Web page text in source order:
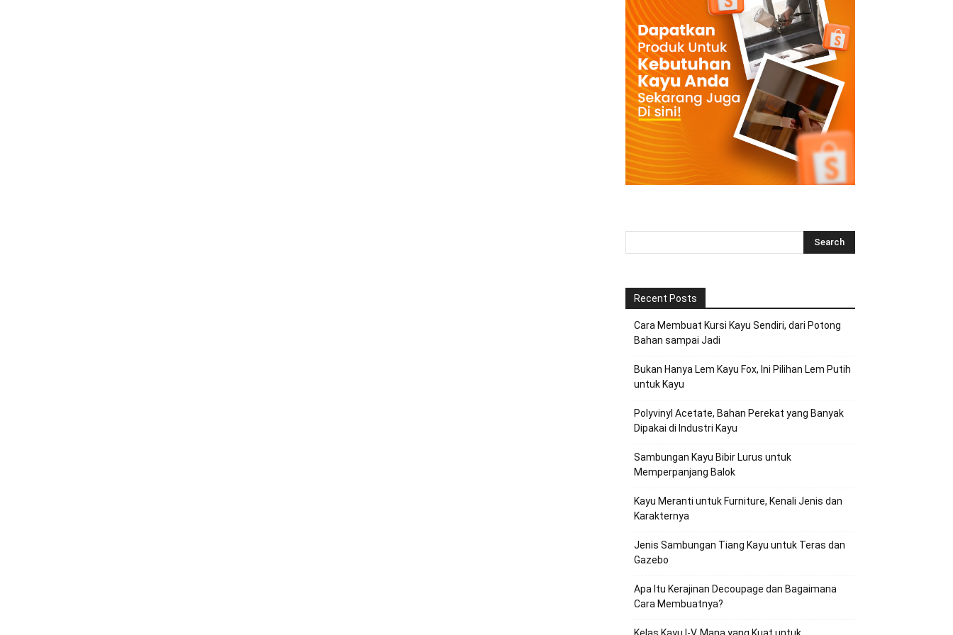
Recent Posts
Cara Membuat Kursi Kayu Sendiri, dari Potong
Bahan sampai Jadi
Bukan Hanya Lem Kayu Fox, Ini Pilihan Lem Putih
untuk Kayu
Polyvinyl Acetate, Bahan Perekat yang Banyak
Dipakai di Industri Kayu
Sambungan Kayu Bibir Lurus untuk
Memperpanjang Balok
Kayu Meranti untuk Furniture, Kenali Jenis dan
Karakternya
Jenis Sambungan Tiang Kayu untuk Teras dan
Gazebo
Apa Itu Kerajinan Decoupage dan Bagaimana
Cara Membuatnya?